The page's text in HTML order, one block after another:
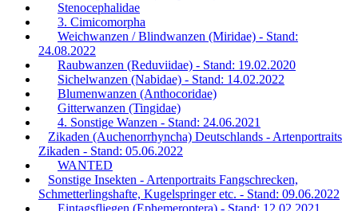
Stenocephalidae
3. Cimicomorpha
Weichwanzen / Blindwanzen (Miridae) - Stand:
24.08.2022
Raubwanzen (Reduviidae) - Stand: 19.02.2020
Sichelwanzen (Nabidae) - Stand: 14.02.2022
Blumenwanzen (Anthocoridae)
Gitterwanzen (Tingidae)
4. Sonstige Wanzen - Stand: 24.06.2021
Zikaden (Auchenorrhyncha) Deutschlands - Artenportraits
Zikaden - Stand: 05.06.2022
WANTED
Sonstige Insekten - Artenportraits Fangschrecken,
Schmetterlingshafte, Kugelspringer etc. - Stand: 09.06.2022
Eintagsfliegen (Ephemeroptera) - Stand: 12.02.2021